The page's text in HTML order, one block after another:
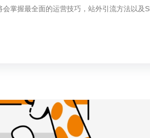
掌握最全面的运营技巧，站外引流方法以及